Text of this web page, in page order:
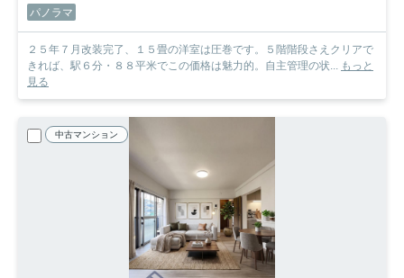
パノラマ
２５年７月改装完了、１５畳の洋室は圧巻です。５階階段さえクリアで
きれば、駅６分・８８平米でこの価格は魅力的。自主管理の状... もっと
見る
中古マンション